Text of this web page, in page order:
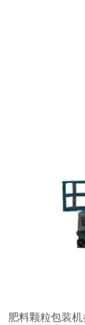
肥料颗粒包装